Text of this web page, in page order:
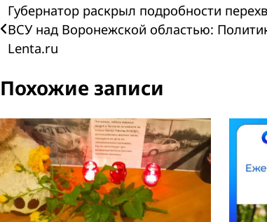
Навигация
по
Губернатор раскрыл подробности
ВСУ над Воронежской областью:
Lenta.ru
Похожие записи